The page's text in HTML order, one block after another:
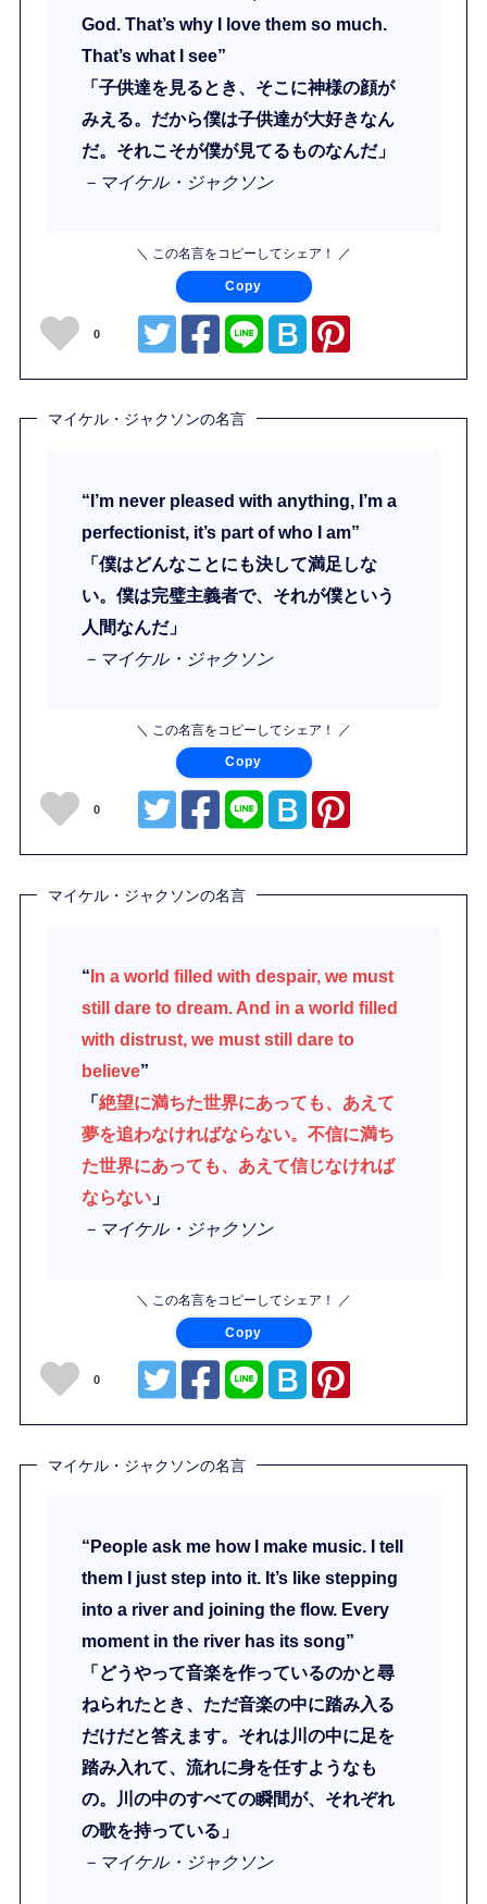
God. That’s why I love them so much.
That’s what I see”
「子供達を見るとき、そこに神様の顔が
みえる。だから僕は子供達が大好きなん
だ。それこそが僕が見てるものなんだ」
－マイケル・ジャクソン
＼ この名言をコピーしてシェア！ ／
Copy
0
マイケル・ジャクソンの名言
“I’m never pleased with anything, I’m a
perfectionist, it’s part of who I am”
「僕はどんなことにも決して満足しな
い。僕は完璧主義者で、それが僕という
人間なんだ」
－マイケル・ジャクソン
＼ この名言をコピーしてシェア！ ／
Copy
0
マイケル・ジャクソンの名言
“In a world filled with despair, we must
still dare to dream. And in a world filled
with distrust, we must still dare to
believe”
「絶望に満ちた世界にあっても、あえて
夢を追わなければならない。不信に満ち
た世界にあっても、あえて信じなければ
ならない 」
－マイケル・ジャクソン
＼ この名言をコピーしてシェア！ ／
Copy
0
マイケル・ジャクソンの名言
“People ask me how I make music. I tell
them I just step into it. It’s like stepping
into a river and joining the flow. Every
moment in the river has its song”
「どうやって音楽を作っているのかと尋
ねられたとき、ただ音楽の中に踏み入る
だけだと答えます。それは川の中に足を
踏み入れて、流れに身を任すようなも
の。川の中のすべての瞬間が、それぞれ
の歌を持っている」
－マイケル・ジャクソン